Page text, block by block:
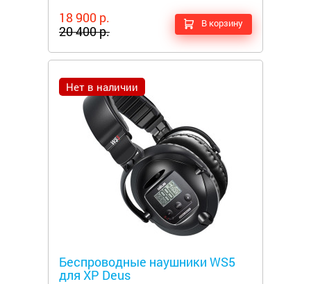
18 900 р.
20 400 р.
В корзину
Нет в наличии
Беспроводные наушники WS5
для XP Deus